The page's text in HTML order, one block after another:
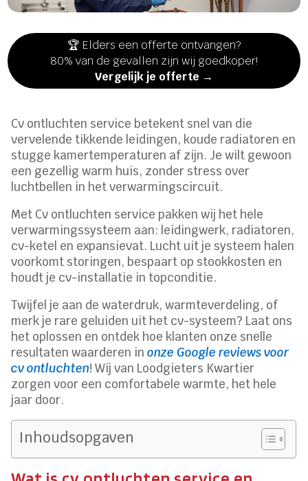
🏆 Elders een offerte ontvangen?
80% van de gevallen zijn wij goedkoper!
Vergelijk je offerte →
Cv ontluchten service betekent snel van die
vervelende tikkende leidingen, koude radiatoren en
stugge kamertemperaturen af zijn. Je wilt gewoon
een gezellig warm huis, zonder stress over
luchtbellen in het verwarmingscircuit.
Met Cv ontluchten service pakken wij het hele
verwarmingssysteem aan: leidingwerk, radiatoren,
cv-ketel en expansievat. Lucht uit je systeem halen
voorkomt storingen, bespaart op stookkosten en
houdt je cv-installatie in topconditie.
Twijfel je aan de waterdruk, warmteverdeling, of
merk je rare geluiden uit het cv-systeem? Laat ons
het oplossen en ontdek hoe klanten onze snelle
resultaten waarderen inonze Google reviews voor
cv ontluchten! Wij van Loodgieters Kwartier
zorgen voor een comfortabele warmte, het hele
jaar door.
Inhoudsopgaven